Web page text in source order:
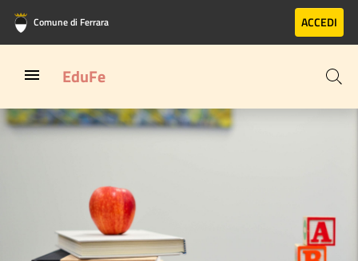
Vai al contenuto principale
Vai al footer
Comune di Ferrara ACCEDI
EduFe